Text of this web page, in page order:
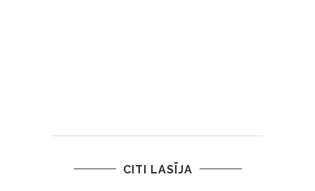
CITI LASĪJA